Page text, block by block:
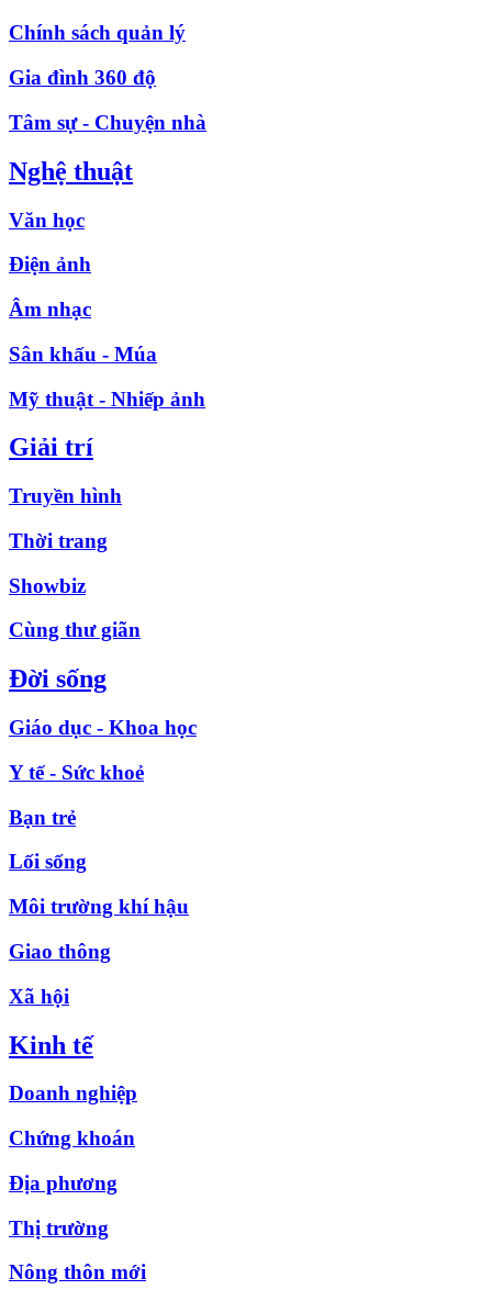
Chính sách quản lý
Gia đình 360 độ
Tâm sự - Chuyện nhà
Nghệ thuật
Văn học
Điện ảnh
Âm nhạc
Sân khấu - Múa
Mỹ thuật - Nhiếp ảnh
Giải trí
Truyền hình
Thời trang
Showbiz
Cùng thư giãn
Đời sống
Giáo dục - Khoa học
Y tế - Sức khoẻ
Bạn trẻ
Lối sống
Môi trường khí hậu
Giao thông
Xã hội
Kinh tế
Doanh nghiệp
Chứng khoán
Địa phương
Thị trường
Nông thôn mới